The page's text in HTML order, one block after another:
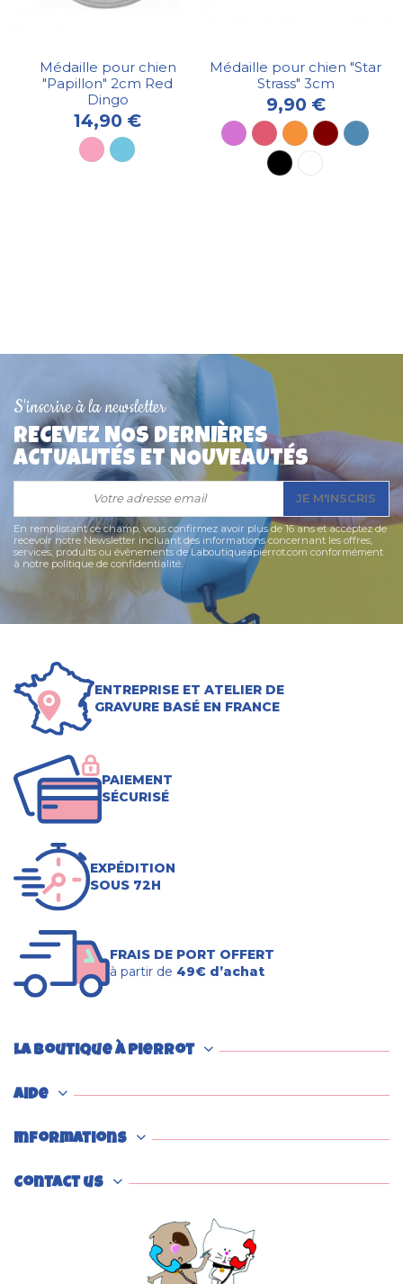
Médaille pour chien
"Papillon" 2cm Red
Dingo
14,90 €
Médaille pour chien "Star
Strass" 3cm
9,90 €
S'inscrire à la newsletter
RECEVEZ NOS DERNIÈRES
ACTUALITÉS ET NOUVEAUTÉS
JE M'INSCRIS
En remplissant ce champ, vous confirmez avoir plus de 16 ans et acceptez de
recevoir notre Newsletter incluant des informations concernant les offres,
services, produits ou évènements de Laboutiqueapierrot.com conformément
à notre politique de confidentialité.
ENTREPRISE ET ATELIER DE
GRAVURE BASÉ EN FRANCE
PAIEMENT
SÉCURISÉ
EXPÉDITION
SOUS 72H
FRAIS DE PORT OFFERT
à partir de 49€ d’achat
La boutique à Pierrot
Aide
Informations
Contact us